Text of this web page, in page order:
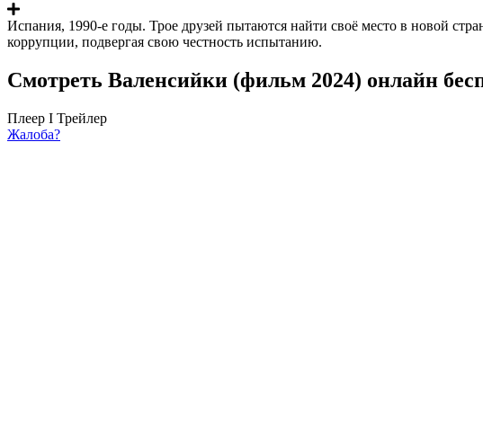
Испания, 1990-е годы. Трое друзей пытаются найти своё место в новой
коррупции, подвергая свою честность испытанию.
Смотреть Валенсийки (фильм 2024) онлайн
Плеер I Трейлер
Жалоба?